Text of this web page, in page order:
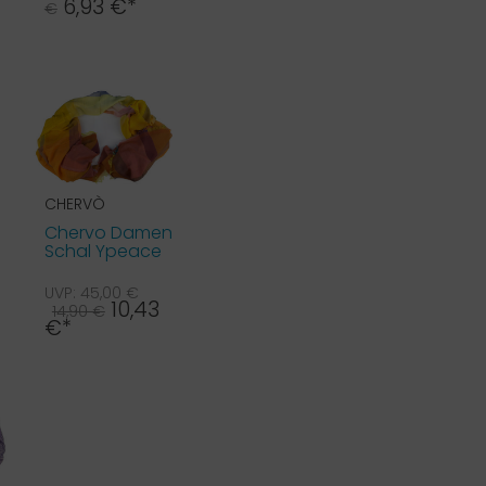
€6,93 €*
CHERVÒ
Chervo Damen
Schal Ypeace
MODAL orange
15C
UVP: 45,00 €
14,90 €10,43
€*